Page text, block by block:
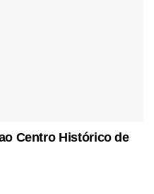
Centro Histórico de